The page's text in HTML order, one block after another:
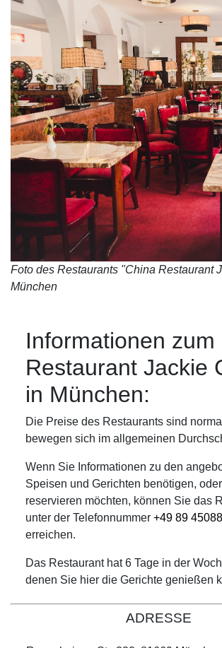
Foto des Restaurants "China Restaurant
München
Informationen zum
Restaurant Jackie
in München:
Die Preise des Restaurants sind
bewegen sich im allgemeinen
Wenn Sie Informationen zu den
Speisen und Gerichten benötigen,
reservieren möchten, können Sie das
unter der Telefonnummer +49 89
erreichen.
Das Restaurant hat 6 Tage in der
denen Sie hier die Gerichte genießen
ADRESSE